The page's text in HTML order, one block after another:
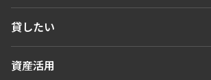
人気エリアから探す
貸したい
お問い合わせ
資産活用